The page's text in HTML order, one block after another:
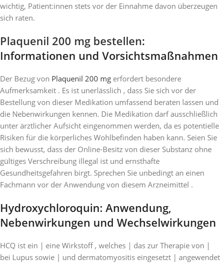
wichtig, Patient:innen stets vor der Einnahme davon überzeugen
sich raten.
Plaquenil 200 mg bestellen:
Informationen und Vorsichtsmaßnahmen
Der Bezug von Plaquenil 200 mg erfordert besondere
Aufmerksamkeit . Es ist unerlässlich , dass Sie sich vor der
Bestellung von dieser Medikation umfassend beraten lassen und
die Nebenwirkungen kennen. Die Medikation darf ausschließlich
unter ärztlicher Aufsicht eingenommen werden, da es potentielle
Risiken für die körperliches Wohlbefinden haben kann. Seien Sie
sich bewusst, dass der Online-Besitz von dieser Substanz ohne
gültiges Verschreibung illegal ist und ernsthafte
Gesundheitsgefahren birgt. Sprechen Sie unbedingt an einen
Fachmann vor der Anwendung von diesem Arzneimittel .
Hydroxychloroquin: Anwendung,
Nebenwirkungen und Wechselwirkungen
HCQ ist ein | eine Wirkstoff , welches | das zur Therapie von |
bei Lupus sowie | und dermatomyositis eingesetzt | angewendet